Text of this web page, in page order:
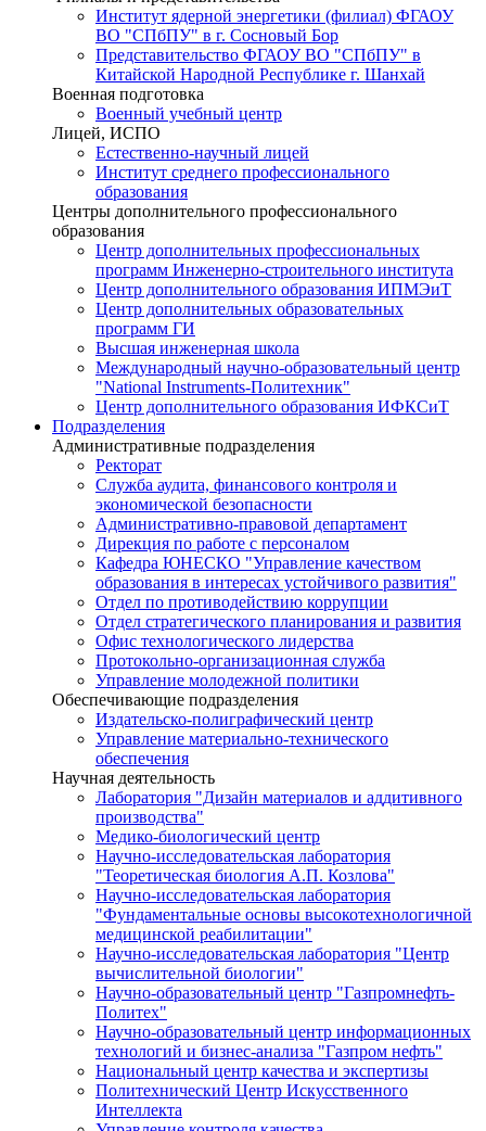
Институт ядерной энергетики (филиал) ФГАОУ
ВО "СПбПУ" в г. Сосновый Бор
Представительство ФГАОУ ВО "СПбПУ" в
Китайской Народной Республике г. Шанхай
Военная подготовка
Военный учебный центр
Лицей, ИСПО
Естественно-научный лицей
Институт среднего профессионального
образования
Центры дополнительного профессионального
образования
Центр дополнительных профессиональных
программ Инженерно-строительного института
Центр дополнительного образования ИПМЭиТ
Центр дополнительных образовательных
программ ГИ
Высшая инженерная школа
Международный научно-образовательный центр
"National Instruments-Политехник"
Центр дополнительного образования ИФКСиТ
Подразделения
Административные подразделения
Ректорат
Служба аудита, финансового контроля и
экономической безопасности
Административно-правовой департамент
Дирекция по работе с персоналом
Кафедра ЮНЕСКО "Управление качеством
образования в интересах устойчивого развития"
Отдел по противодействию коррупции
Отдел стратегического планирования и развития
Офис технологического лидерства
Протокольно-организационная служба
Управление молодежной политики
Обеспечивающие подразделения
Издательско-полиграфический центр
Управление материально-технического
обеспечения
Научная деятельность
Лаборатория "Дизайн материалов и аддитивного
производства"
Медико-биологический центр
Научно-исследовательская лаборатория
"Теоретическая биология А.П. Козлова"
Научно-исследовательская лаборатория
"Фундаментальные основы высокотехнологичной
медицинской реабилитации"
Научно-исследовательская лаборатория "Центр
вычислительной биологии"
Научно-образовательный центр "Газпромнефть-
Политех"
Научно-образовательный центр информационных
технологий и бизнес-анализа "Газпром нефть"
Национальный центр качества и экспертизы
Политехнический Центр Искусственного
Интеллекта